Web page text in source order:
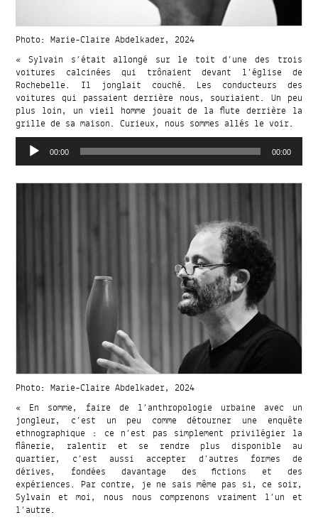
Photo: Marie-Claire Abdelkader, 2024
« Sylvain s’était allongé sur le toit d’une des trois
voitures calcinées qui trônaient devant l’église de
Rochebelle. Il jonglait couché. Les conducteurs des
voitures qui passaient derrière nous, souriaient. Un peu
plus loin, un vieil homme jouait de la flute derrière la
grille de sa maison. Curieux, nous sommes allés le voir.
Audio
Player 00:00 00:00
Photo: Marie-Claire Abdelkader, 2024
« En somme, faire de l’anthropologie urbaine avec un
jongleur, c’est un peu comme détourner une enquête
ethnographique : ce n’est pas simplement privilégier la
flânerie, ralentir et se rendre plus disponible au
quartier, c’est aussi accepter d’autres formes de
dérives, fondées davantage des fictions et des
expériences. Par contre, je ne sais même pas si, ce soir,
Sylvain et moi, nous nous comprenons vraiment l’un et
l’autre.